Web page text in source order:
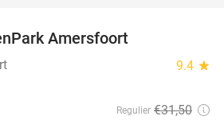
Amersfoort
9.4 star
Regulier €31,50